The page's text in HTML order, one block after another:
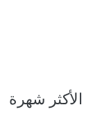
الأكثر شهرة